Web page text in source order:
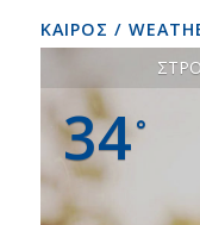
ΚΑΙΡΟΣ /
34°